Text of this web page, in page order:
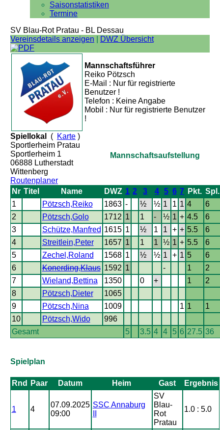
Saisonstatistiken
Termine
SV Blau-Rot Pratau - BL Dessau
Vereinsdetails anzeigen
DWZ Übersicht
Mannschaftsführer
Reiko Pötzsch
E-Mail : Nur für registrierte
Benutzer !
Telefon : Keine Angabe
Mobil : Nur für registrierte Benutzer
!
Spiellokal ( Karte)
Sportlerheim Pratau
Sportlerheim 1
06888 Lutherstadt
Wittenberg
Routenplaner
Mannschaftsaufstellung
Nr Titel Name DWZ 1 2 3 4 5 6 7 Pkt. Spl.
1
Pötzsch,Reiko 1863 - ½ ½ 1 1 1 4
6
2
Pötzsch,Golo 1712 1 1 - ½ 1 + 4.5
6
3
Schütze,Manfred 1615 1 ½ 1 1 + + 5.5
6
4
Streitlein,Peter 1657 1 1 1 ½ 1 + 5.5
6
5
Zechel,Roland 1568 1 ½ ½ 1 + 1 5
6
6
Konerding,Klaus 1592 1 - 1
2
7
Wieland,Bettina 1350 0 + 1
2
8
Pötzsch,Dieter
1065
9
Pötzsch,Nina 1009 1 1
1
10
Pötzsch,Wido
996
Gesamt
5 3.5 4 4 5 6 27.5 36
Spielplan
Rnd Paar Datum Heim Gast Ergebnis
1 4
07.09.2025
09:00
SSC Annaburg
SV
Blau-
Rot
Pratau
1.0 : 5.0